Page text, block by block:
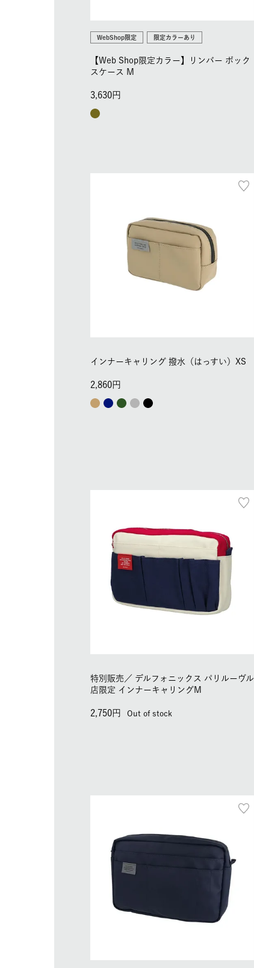
WebShop限定 限定カラーあり
【Web Shop限定カラー】リンバー ボック
スケース M
3,630
インナーキャリング 撥水（はっすい）XS
2,860
特別販売／ デルフォニックス パリルーヴル
店限定 インナーキャリングM
2,750 Out of stock